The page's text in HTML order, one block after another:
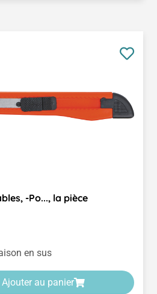
-Po..., la pièce
en sus
Ajouter au panier